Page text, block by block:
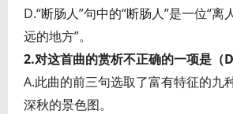
D.“断肠人”句中的“断肠人”是一位“离
远的地方”。
2.对这首曲的赏析不正确的一项是（D
A.此曲的前三句选取了富有特征的九
深秋的景色图。